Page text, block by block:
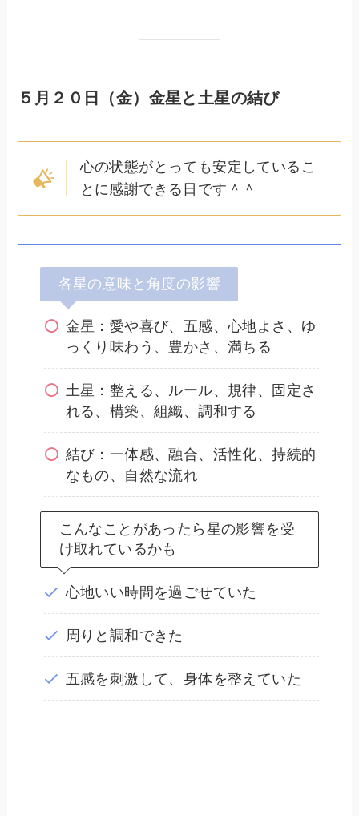
５月２０日（金）金星と土星の結び
心の状態がとっても安定しているこ
とに感謝できる日です＾＾
各星の意味と角度の影響
金星：愛や喜び、五感、心地よさ、ゆ
っくり味わう、豊かさ、満ちる
土星：整える、ルール、規律、固定さ
れる、構築、組織、調和する
結び：一体感、融合、活性化、持続的
なもの、自然な流れ
こんなことがあったら星の影響を受
け取れているかも
心地いい時間を過ごせていた
周りと調和できた
五感を刺激して、身体を整えていた